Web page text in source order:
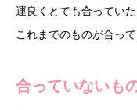
運良くとても合ってい
これまでのものが合って
合っていないも